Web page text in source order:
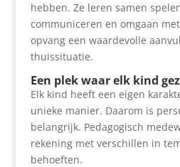
hebben. Ze leren samen
communiceren en omgaan
opvang een waardevolle
thuissituatie.
Een plek waar elk kind
Elk kind heeft een eigen
unieke manier. Daarom is
belangrijk. Pedagogisch
rekening met verschillen in
behoeften.